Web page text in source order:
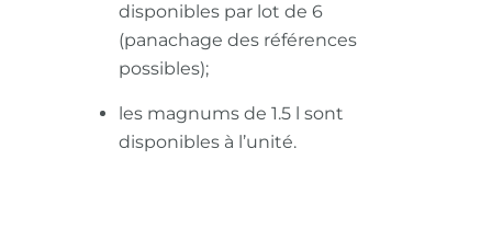
disponibles par lot de 6
(panachage des références
possibles);
les magnums de 1.5 l sont
disponibles à l’unité.